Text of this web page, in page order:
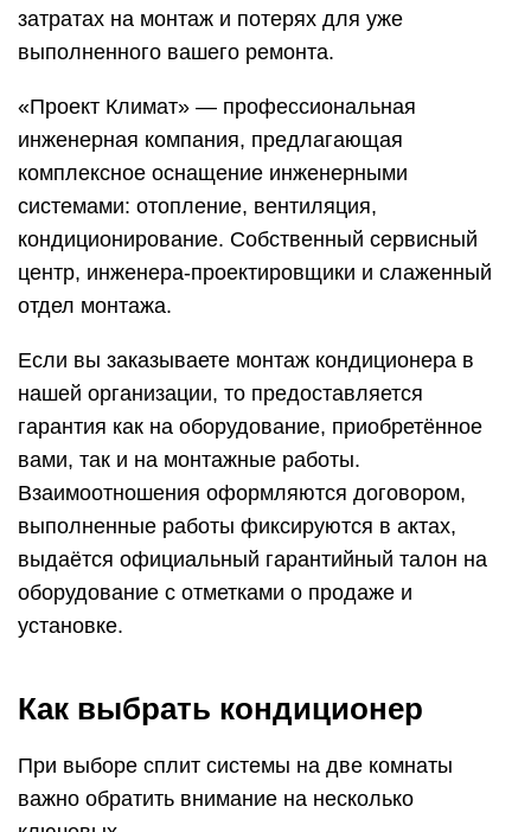
затратах на монтаж и потерях для уже
выполненного вашего ремонта.
«Проект Климат» — профессиональная
инженерная компания, предлагающая
комплексное оснащение инженерными
системами: отопление, вентиляция,
кондиционирование. Собственный сервисный
центр, инженера-проектировщики и слаженный
отдел монтажа.
Если вы заказываете монтаж кондиционера в
нашей организации, то предоставляется
гарантия как на оборудование, приобретённое
вами, так и на монтажные работы.
Взаимоотношения оформляются договором,
выполненные работы фиксируются в актах,
выдаётся официальный гарантийный талон на
оборудование с отметками о продаже и
установке.
Как выбрать кондиционер
При выборе сплит системы на две комнаты
важно обратить внимание на несколько